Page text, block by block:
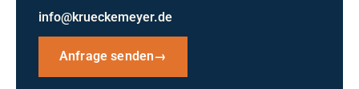
info@krueckemeyer.de
Anfrage senden→